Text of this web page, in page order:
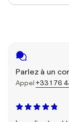
Parlez à un
Appel +33 1 76